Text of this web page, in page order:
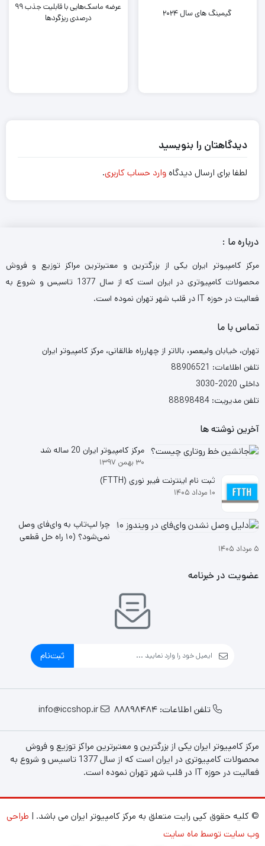
گیمینگ های سال ۲۰۲۴
عرضه ماسک‌هایی با قابلیت جذب ۹۹
درصدی ریزگردها
دیدگاهتان را بنویسید
لطفا برای ارسال دیدگاهوارد حساب کاربری.
درباره ما :
مرکز کامپیوتر ایران یکی از بزرگترین و معتبرترین مراکز توزیع و فروش
محصولات کامپیوتری در ایران است که از سال 1377 تاسیس و شروع به
فعالیت در حوزه IT در قلب شهر تهران نموده است.
تماس با ما
تهران، خیابان ولیعصر، بالاتر از چهارراه طالقانی، مرکز کامپیوتر ایران
تلفن اطلاعات: 88906521
داخلی 2020-3030
تلفن مدیریت: 88898484
آخرین نوشته ها
مرکز کامپیوتر ایران 20 ساله شد
۳۰ بهمن ۱۳۹۷
ثبت نام اینترنت فیبر نوری (FTTH)
۱۰ مرداد ۱۴۰۵
چرا لپ‌تاپ به وای‌فای وصل
نمی‌شود؟ (۱۰ راه حل قطعی
۵ مرداد ۱۴۰۵
عضویت در خبرنامه
ثبت‌نام
تلفن اطلاعات: 88898484 info@iccshop.ir
مرکز کامپیوتر ایران یکی از بزرگترین و معتبرترین مراکز توزیع و فروش
محصولات کامپیوتری در ایران است که از سال 1377 تاسیس و شروع به
فعالیت در حوزه IT در قلب شهر تهران نموده است.
© کلیه حقوق کپی رایت متعلق به مرکز کامپیوتر ایران می باشد. | طراحی
وب سایت توسط ماه سایت